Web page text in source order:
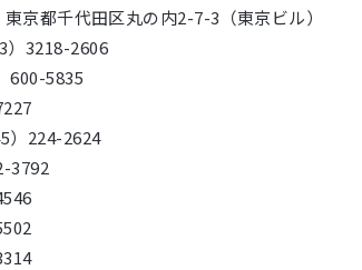
京都千代田区丸の内2-7-3（東京ビル）
）3218-2606
600-5835
）224-2624
3792